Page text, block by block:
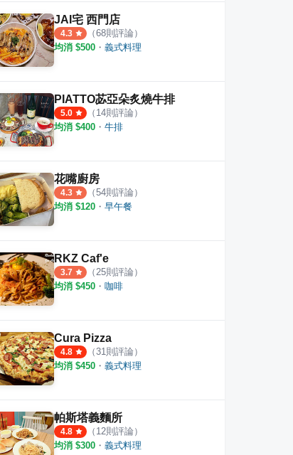
JAI宅 西門店
4.3 （68則評論）
均消 $500 ・ 義式料理
PIATTO苾亞朵炙燒牛排
5.0 （ 14則評論）
均消 $400 ・ 牛排
花嘴廚房
4.3 （54則評論）
均消 $120 ・ 早午餐
RKZ Caf'e
3.7 （ 25則評論）
均消 $450 ・ 咖啡
Cura Pizza
4.8 （31 則評論）
均消 $450 ・ 義式料理
帕斯塔義麵所
4.8 （ 12則評論）
均消 $300 ・ 義式料理